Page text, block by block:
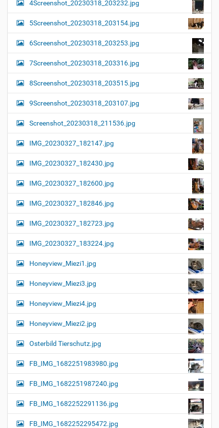
4Screenshot_20230318_203232.jpg
5Screenshot_20230318_203154.jpg
6Screenshot_20230318_203253.jpg
7Screenshot_20230318_203316.jpg
8Screenshot_20230318_203515.jpg
9Screenshot_20230318_203107.jpg
Screenshot_20230318_211536.jpg
IMG_20230327_182147.jpg
IMG_20230327_182430.jpg
IMG_20230327_182600.jpg
IMG_20230327_182846.jpg
IMG_20230327_182723.jpg
IMG_20230327_183224.jpg
Honeyview_Miezi1.jpg
Honeyview_Miezi3.jpg
Honeyview_Miezi4.jpg
Honeyview_Miezi2.jpg
Osterbild Tierschutz.jpg
FB_IMG_1682251983980.jpg
FB_IMG_1682251987240.jpg
FB_IMG_1682252291136.jpg
FB_IMG_1682252295472.jpg